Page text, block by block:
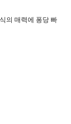
의 매력에 퐁당 빠